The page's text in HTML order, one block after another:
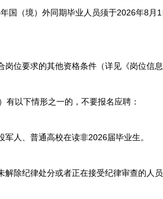
国（境）外同期毕业人员须于2026年8月
位要求的其他资格条件（详见《岗位信息
以下情形之一的，不要报名应聘：
人、普通高校在读非2026届毕业生。
除纪律处分或者正在接受纪律审查的人员